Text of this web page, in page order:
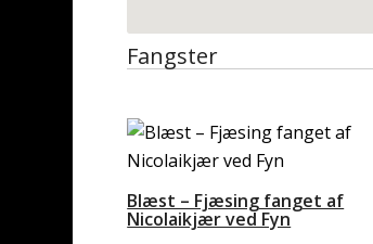
Fangster
Blæst – Fjæsing fanget af
Nicolaikjær ved Fyn